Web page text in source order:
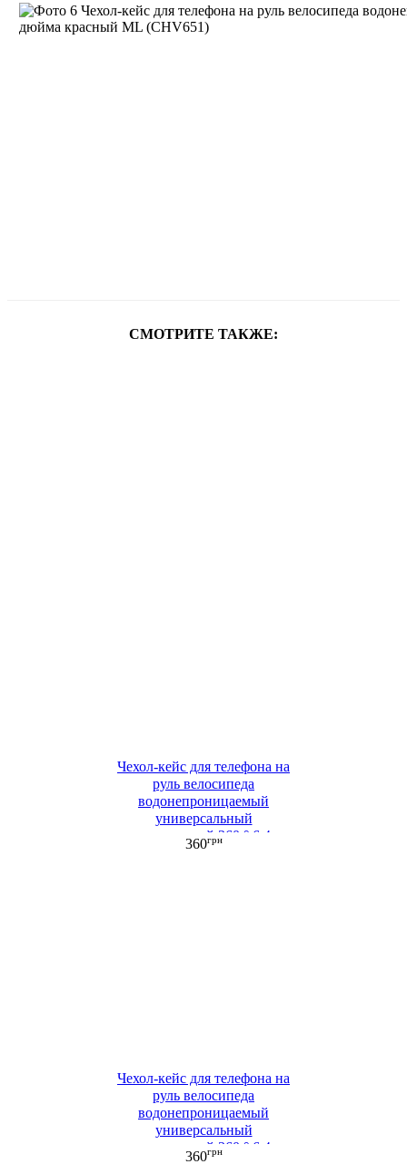
СМОТРИТЕ ТАКЖЕ:
Чехол-кейс для телефона на
руль велосипеда
водонепроницаемый
универсальный
поворотный 360 ° 6,4
дюйма черный ML
360грн
Чехол-кейс для телефона на
руль велосипеда
водонепроницаемый
универсальный
поворотный 360 ° 6,4
дюйма красный ML
360грн